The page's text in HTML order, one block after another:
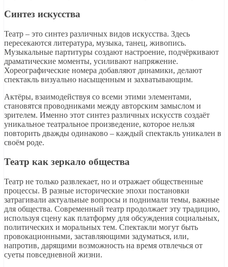
Синтез искусства
Театр – это синтез различных видов искусства. Здесь
пересекаются литература, музыка, танец, живопись.
Музыкальные партитуры создают настроение, подчёркивают
драматические моменты, усиливают напряжение.
Хореографические номера добавляют динамики, делают
спектакль визуально насыщенным и захватывающим.
Актёры, взаимодействуя со всеми этими элементами,
становятся проводниками между авторским замыслом и
зрителем. Именно этот синтез различных искусств создаёт
уникальное театральное произведение, которое нельзя
повторить дважды одинаково – каждый спектакль уникален в
своём роде.
Театр как зеркало общества
Театр не только развлекает, но и отражает общественные
процессы. В разные исторические эпохи постановки
затрагивали актуальные вопросы и поднимали темы, важные
для общества. Современный театр продолжает эту традицию,
используя сцену как платформу для обсуждения социальных,
политических и моральных тем. Спектакли могут быть
провокационными, заставляющими задуматься, или,
напротив, дарящими возможность на время отвлечься от
суеты повседневной жизни.